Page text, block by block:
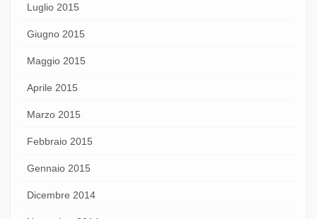
Luglio 2015
Giugno 2015
Maggio 2015
Aprile 2015
Marzo 2015
Febbraio 2015
Gennaio 2015
Dicembre 2014